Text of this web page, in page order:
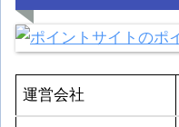
運営会社